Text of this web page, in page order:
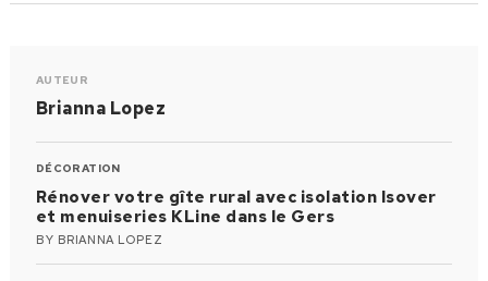
AUTEUR
Brianna Lopez
DÉCORATION
Rénover votre gîte rural avec isolation Isover
et menuiseries KLine dans le Gers
BY BRIANNA LOPEZ